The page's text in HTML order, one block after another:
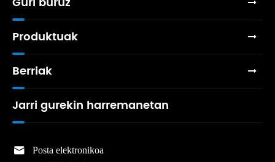
Produktuak
Berriak
Jarri gurekin harremanetan
 Posta elektronikoa